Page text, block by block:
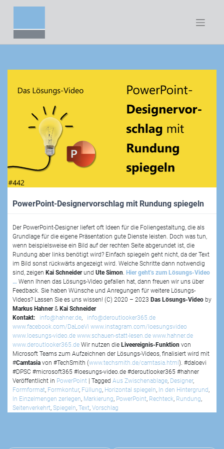
PowerPoint-Designervorschlag mit Rundung spiegeln
Der PowerPoint-Designer liefert oft Ideen für die Foliengestaltung, die als
Grundlage für die eigene Präsentation gute Dienste leisten. Doch was tun,
wenn beispielsweise ein Bild auf der rechten Seite abgerundet ist, die
Rundung aber links benötigt wird? Einfach spiegeln geht nicht, da der Text
im Bild sonst rückwärts angezeigt wird. Welche Schritte dann notwendig
sind, zeigen Kai Schneiderund Ute Simon. Hier geht’s zum Lösungs-Video
… Wenn Ihnen das Lösungs-Video gefallen hat, dann freuen wir uns über
Feedback. Sie haben Wünsche und Anregungen für weitere Lösungs-
Videos? Lassen Sie es uns wissen! (C) 2020 – 2023 Das Lösungs-Video by
Markus Hahner& Kai Schneider
Kontakt:
info@hahner.de, info@deroutlooker365.de
www.facebook.com/DaLoeVi www.instagram.com/loesungsvideo
www.loesungs-video.de www.schauen-statt-lesen.de www.hahner.de
www.deroutlooker365.de Wir nutzen die Liveereignis-Funktion von
Microsoft Teams zum Aufzeichnen der Lösungs-Videos, finalisiert wird mit
#Camtasia von #TechSmith (www.techsmith.de/camtasia.html). #daloevi
#DPSC #microsoft365 #loesungs-video.de #deroutlooker365 #hahner
Veröffentlicht in PowerPoint | Tagged Aus Zwischenablage, Designer,
Formformat, Formkontur, Füllung, Horizontal spiegeln, In den Hintergrund,
In Einzelmengen zerlegen, Markierung, PowerPoint, Rechteck, Rundung,
Seitenverkehrt, Spiegeln, Text, Vorschlag